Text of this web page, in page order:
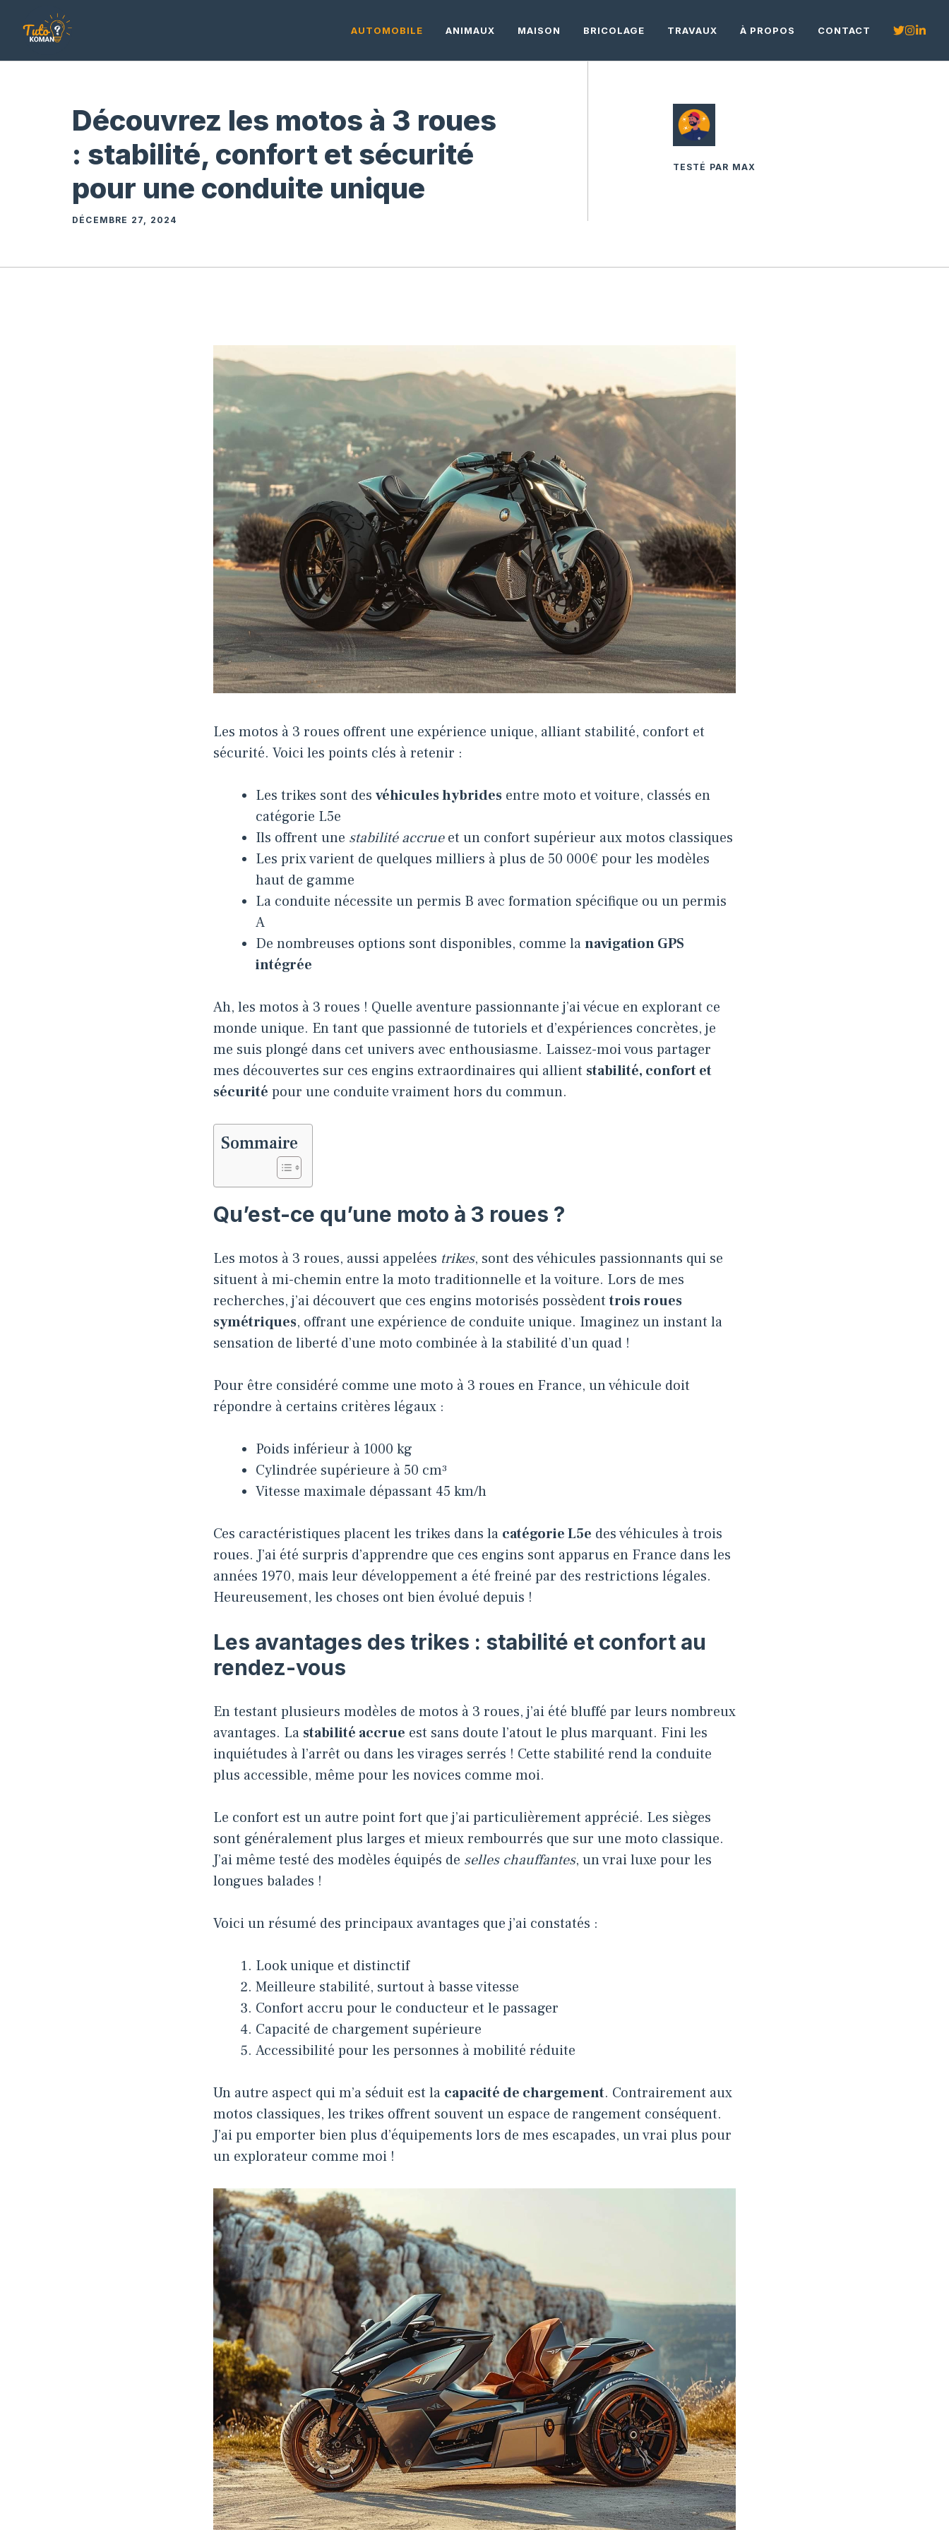
AUTOMOBILE ANIMAUX MAISON BRICOLAGE TRAVAUX À PROPOS CONTACT
Découvrez les motos à 3 roues
: stabilité, confort et sécurité
pour une conduite unique
DÉCEMBRE 27, 2024
TESTÉ PAR MAX
Les motos à 3 roues offrent une expérience unique, alliant stabilité, confort et
sécurité. Voici les points clés à retenir :
Les trikes sont des véhicules hybrides entre moto et voiture, classés en
catégorie L5e
Ils offrent une stabilité accrueet un confort supérieur aux motos classiques
Les prix varient de quelques milliers à plus de 50 000€ pour les modèles
haut de gamme
La conduite nécessite un permis B avec formation spécifique ou un permis
A
De nombreuses options sont disponibles, comme lanavigation GPS
intégrée
Ah, les motos à 3 roues ! Quelle aventure passionnante j’ai vécue en explorant ce
monde unique. En tant que passionné de tutoriels et d’expériences concrètes, je
me suis plongé dans cet univers avec enthousiasme. Laissez-moi vous partager
mes découvertes sur ces engins extraordinaires qui allient stabilité, confort et
sécurité pour une conduite vraiment hors du commun.
Sommaire
Qu’est-ce qu’une moto à 3 roues ?
Les motos à 3 roues, aussi appelées trikes, sont des véhicules passionnants qui se
situent à mi-chemin entre la moto traditionnelle et la voiture. Lors de mes
recherches, j’ai découvert que ces engins motorisés possèdenttrois roues
symétriques, offrant une expérience de conduite unique. Imaginez un instant la
sensation de liberté d’une moto combinée à la stabilité d’un quad !
Pour être considéré comme une moto à 3 roues en France, un véhicule doit
répondre à certains critères légaux :
Poids inférieur à 1000 kg
Cylindrée supérieure à 50 cm³
Vitesse maximale dépassant 45 km/h
Ces caractéristiques placent les trikes dans la catégorie L5e des véhicules à trois
roues. J’ai été surpris d’apprendre que ces engins sont apparus en France dans les
années 1970, mais leur développement a été freiné par des restrictions légales.
Heureusement, les choses ont bien évolué depuis !
Les avantages des trikes : stabilité et confort au
rendez-vous
En testant plusieurs modèles de motos à 3 roues, j’ai été bluffé par leurs nombreux
avantages. La stabilité accrue est sans doute l’atout le plus marquant. Fini les
inquiétudes à l’arrêt ou dans les virages serrés ! Cette stabilité rend la conduite
plus accessible, même pour les novices comme moi.
Le confort est un autre point fort que j’ai particulièrement apprécié. Les sièges
sont généralement plus larges et mieux rembourrés que sur une moto classique.
J’ai même testé des modèles équipés de selles chauffantes, un vrai luxe pour les
longues balades !
Voici un résumé des principaux avantages que j’ai constatés :
Look unique et distinctif
Meilleure stabilité, surtout à basse vitesse
Confort accru pour le conducteur et le passager
Capacité de chargement supérieure
Accessibilité pour les personnes à mobilité réduite
Un autre aspect qui m’a séduit est la capacité de chargement. Contrairement aux
motos classiques, les trikes offrent souvent un espace de rangement conséquent.
J’ai pu emporter bien plus d’équipements lors de mes escapades, un vrai plus pour
un explorateur comme moi !